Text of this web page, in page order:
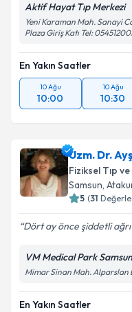
Metni'ni
kapsamda
Aktif Hayat Tıp Merkezi
Yeni Karaman Mah. Sanayi
Plaza Giriş Katı Tel:
En Yakın Saatler
10 Ağu
10:00
10 Ağu
10:30
Uzm. Dr.
Fiziksel Tıp
Samsun,
5 (31
Dört ay önce şiddetli
VM Medical Park
Mimar Sinan Mah. Alparslan
En Yakın Saatler